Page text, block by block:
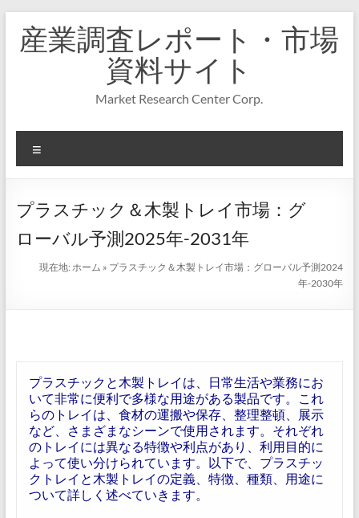
キ
プ
産業調査レポート・市場
資料サイト
Market Research Center Corp.
ニ
ー
プラスチック＆木製トレイ市場：グ
ローバル予測2025年-2031年
現在地:ホーム » プラスチック＆木製トレイ市場：グローバル予測2024
年-2030年
プラスチックと木製トレイは、日常生活や業務にお
いて非常に便利で多様な用途がある製品です。これ
らのトレイは、食材の運搬や保存、整理整頓、展示
など、さまざまなシーンで使用されます。それぞれ
のトレイには異なる特徴や利点があり、利用目的に
よって使い分けられています。以下で、プラスチッ
クトレイと木製トレイの定義、特徴、種類、用途に
ついて詳しく述べていきます。